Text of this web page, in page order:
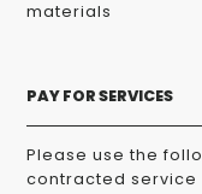
materials
PAY FOR SERVICES
Please use the
contracted service